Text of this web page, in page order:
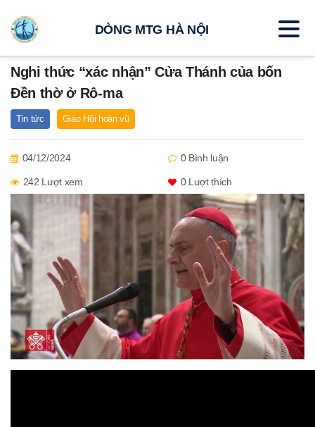
Nghi thức “xác nhận” Cửa Thánh của bốn
Đền thờ ở Rô-ma
Tin tức Giáo Hội hoàn vũ
04/12/2024 0 Bình luận
242 Lượt xem 0Lượt thích
DÒNG MTG HÀ NỘI